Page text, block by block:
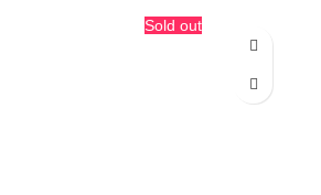
Sold out